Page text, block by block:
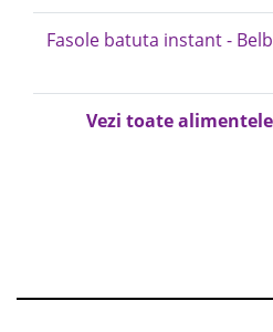
Fasole batuta instant -
Vezi toate